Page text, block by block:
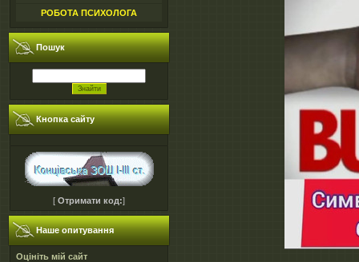
РОБОТА ПСИХОЛОГА
Пошук
Кнопка сайту
[ Отримати код:]
Наше опитування
Оцініть мій сайт